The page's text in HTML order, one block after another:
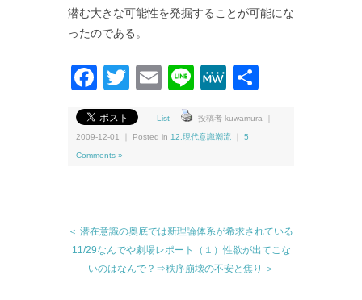
潜む大きな可能性を発掘することが可能にな
ったのである。
Facebook
Twitter
EmailLineMeWe
List 投稿者 kuwamura ｜
2009-12-01 ｜ Posted in 12.現代意識潮流 5
Comments »
＜ 潜在意識の奥底では新理論体系が希求されている
11/29なんでや劇場レポート（１）性欲が出てこな
いのはなんで？⇒秩序崩壊の不安と焦り ＞